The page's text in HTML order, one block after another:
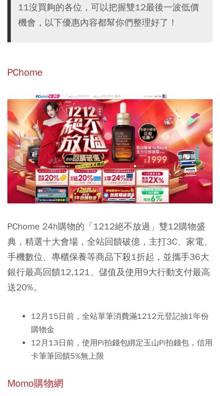
11沒買夠的各位，可以把握雙12最後一波低價
機會，以下優惠內容都幫你們整理好了！
PChome
PChome 24h購物的「1212絕不放過」雙12購物盛
典，精選十大會場，全站回饋破億，主打3C、家電、
手機數位、專櫃保養等商品下殺1折起，並攜手36大
銀行最高回饋12,121、儲值及使用9大行動支付最高
送20%。
12月15日前，全站單筆消費滿1212元登記抽1年份
購物金
12月13日前，使用Pi拍錢包綁定玉山Pi拍錢包，信用
卡筆筆回饋5%無上限
Momo購物網